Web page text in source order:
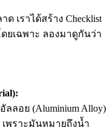
เราได้สร้าง Checklist
เฉพาะ ลองมาดูกันว่า
ลลอย (Aluminium Alloy)
พราะมันหมายถึงน้ำ